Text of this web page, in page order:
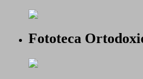
Fototeca